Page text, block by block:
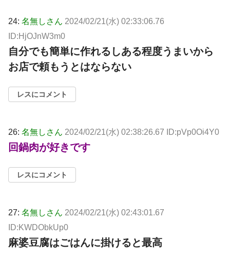
24: 名無しさん 2024/02/21(水) 02:33:06.76
ID:HjOJnW3m0
自分でも簡単に作れるしある程度うまいから
お店で頼もうとはならない
レスにコメント
26: 名無しさん 2024/02/21(水) 02:38:26.67 ID:pVp0Oi4Y0
回鍋肉が好きです
レスにコメント
27: 名無しさん 2024/02/21(水) 02:43:01.67
ID:KWDObkUp0
麻婆豆腐はごはんに掛けると最高